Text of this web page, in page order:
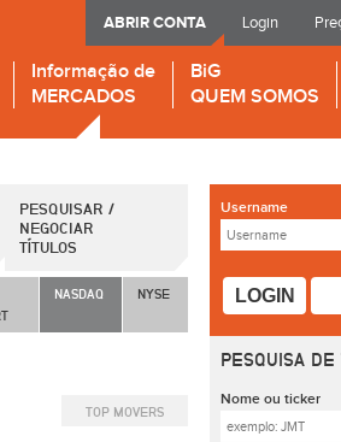
Login
ABRIR CONTA
Informação de
MERCADOS
BiG
QUEM SOMOS
PESQUISAR /
NEGOCIAR
TÍTULOS
NASDAQ NYSE
TOP MOVERS
Username
LOGIN
PESQUISA DE
Nome ou ticker